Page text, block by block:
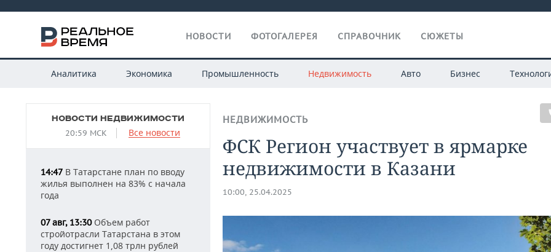
НОВОСТИ ФОТОГАЛЕРЕЯ СПРАВОЧНИК СЮЖЕТЫ
Аналитика Экономика Промышленность Недвижимость Авто Бизнес
НОВОСТИ НЕДВИЖИМОСТИ
20:59 МСК Все новости
14:47 В Татарстане план по вводу
жилья выполнен на 83% с начала
года
07 авг, 13:30Объем работ
стройотрасли Татарстана в этом
году достигнет 1,08 трлн рублей
НЕДВИЖИМОСТЬ
ФСК Регион участвует в ярмарке
недвижимости в Казани
10:00, 25.04.2025